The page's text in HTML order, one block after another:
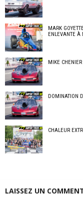
MARK
ENLEVANTE À
MIKE
DOMINATION
CHALEUR
LAISSEZ UN